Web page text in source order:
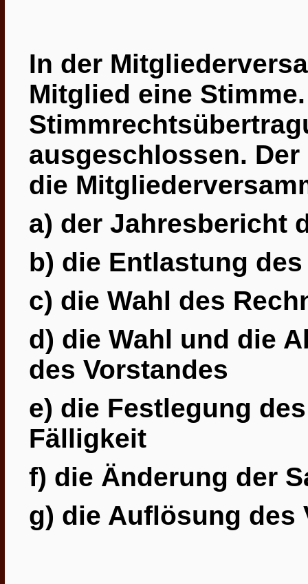
In der
Mitglied eine Stimme.
ausgeschlossen.
die
a) der Jahresbericht
b) die Entlastung
c) die Wahl des
d) die Wahl und die
des Vorstandes
e) die Festlegung
Fälligkeit
f) die Änderung der
g) die Auflösung des